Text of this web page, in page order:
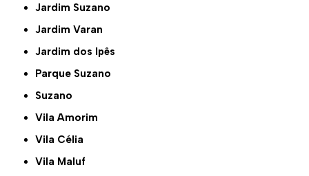
Jardim Suzano
Jardim Varan
Jardim dos Ipês
Parque Suzano
Suzano
Vila Amorim
Vila Célia
Vila Maluf